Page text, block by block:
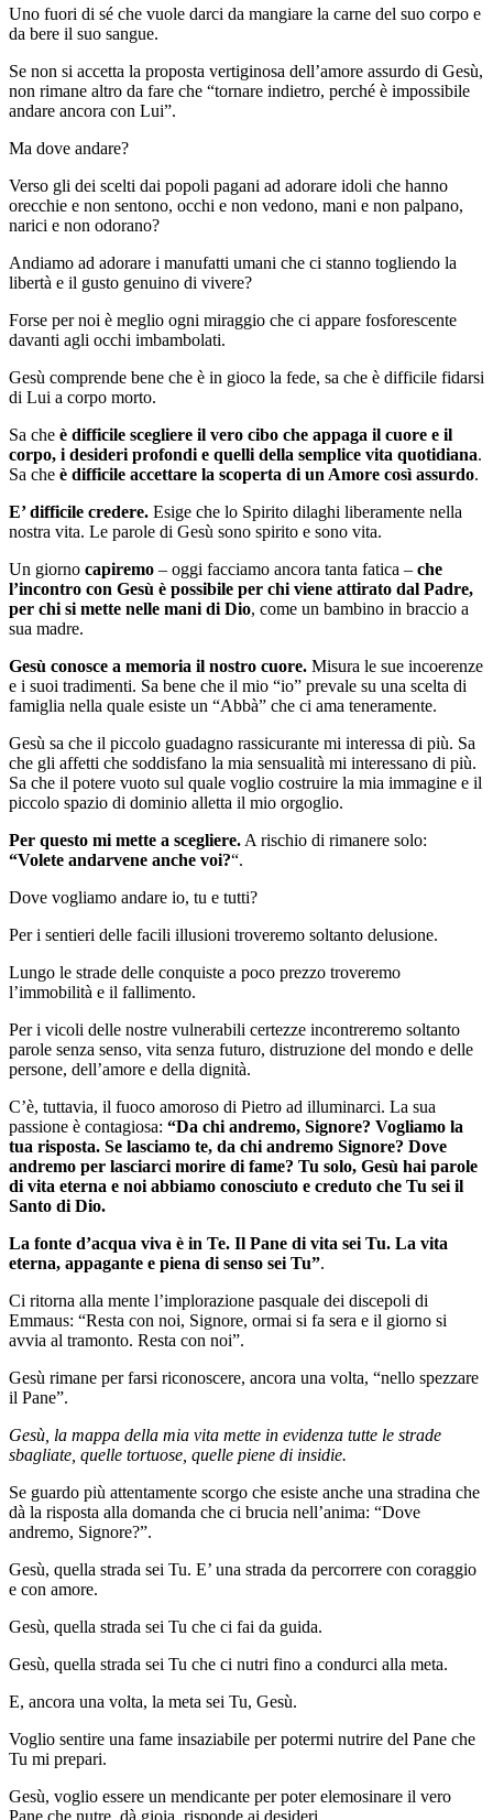
Uno fuori di sé che vuole darci da mangiare la carne del suo corpo e
da bere il suo sangue.
Se non si accetta la proposta vertiginosa dell’amore assurdo di Gesù,
non rimane altro da fare che “tornare indietro, perché è impossibile
andare ancora con Lui”.
Ma dove andare?
Verso gli dei scelti dai popoli pagani ad adorare idoli che hanno
orecchie e non sentono, occhi e non vedono, mani e non palpano,
narici e non odorano?
Andiamo ad adorare i manufatti umani che ci stanno togliendo la
libertà e il gusto genuino di vivere?
Forse per noi è meglio ogni miraggio che ci appare fosforescente
davanti agli occhi imbambolati.
Gesù comprende bene che è in gioco la fede, sa che è difficile fidarsi
di Lui a corpo morto.
Sa che è difficile scegliere il vero cibo che appaga il cuore e il
corpo, i desideri profondi e quelli della semplice vita quotidiana.
Sa che è difficile accettare la scoperta di un Amore così assurdo.
E’ difficile credere. Esige che lo Spirito dilaghi liberamente nella
nostra vita. Le parole di Gesù sono spirito e sono vita.
Un giorno capiremo – oggi facciamo ancora tanta fatica – che
l’incontro con Gesù è possibile per chi viene attirato dal Padre,
per chi si mette nelle mani di Dio, come un bambino in braccio a
sua madre.
Gesù conosce a memoria il nostro cuore. Misura le sue incoerenze
e i suoi tradimenti. Sa bene che il mio “io” prevale su una scelta di
famiglia nella quale esiste un “Abbà” che ci ama teneramente.
Gesù sa che il piccolo guadagno rassicurante mi interessa di più. Sa
che gli affetti che soddisfano la mia sensualità mi interessano di più.
Sa che il potere vuoto sul quale voglio costruire la mia immagine e il
piccolo spazio di dominio alletta il mio orgoglio.
Per questo mi mette a scegliere. A rischio di rimanere solo:
“Volete andarvene anche voi?“.
Dove vogliamo andare io, tu e tutti?
Per i sentieri delle facili illusioni troveremo soltanto delusione.
Lungo le strade delle conquiste a poco prezzo troveremo
l’immobilità e il fallimento.
Per i vicoli delle nostre vulnerabili certezze incontreremo soltanto
parole senza senso, vita senza futuro, distruzione del mondo e delle
persone, dell’amore e della dignità.
C’è, tuttavia, il fuoco amoroso di Pietro ad illuminarci. La sua
passione è contagiosa: “Da chi andremo, Signore? Vogliamo la
tua risposta. Se lasciamo te, da chi andremo Signore? Dove
andremo per lasciarci morire di fame? Tu solo, Gesù hai parole
di vita eterna e noi abbiamo conosciuto e creduto che Tu sei il
Santo di Dio.
La fonte d’acqua viva è in Te. Il Pane di vita sei Tu. La vita
eterna, appagante e piena di senso sei Tu”.
Ci ritorna alla mente l’implorazione pasquale dei discepoli di
Emmaus: “Resta con noi, Signore, ormai si fa sera e il giorno si
avvia al tramonto. Resta con noi”.
Gesù rimane per farsi riconoscere, ancora una volta, “nello spezzare
il Pane”.
Gesù, la mappa della mia vita mette in evidenza tutte le strade
sbagliate, quelle tortuose, quelle piene di insidie.
Se guardo più attentamente scorgo che esiste anche una stradina che
dà la risposta alla domanda che ci brucia nell’anima: “Dove
andremo, Signore?”.
Gesù, quella strada sei Tu. E’ una strada da percorrere con coraggio
e con amore.
Gesù, quella strada sei Tu che ci fai da guida.
Gesù, quella strada sei Tu che ci nutri fino a condurci alla meta.
E, ancora una volta, la meta sei Tu, Gesù.
Voglio sentire una fame insaziabile per potermi nutrire del Pane che
Tu mi prepari.
Gesù, voglio essere un mendicante per poter elemosinare il vero